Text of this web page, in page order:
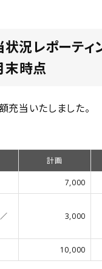
況レポーティ
時点
充当いたしました。
計画
7,000
3,000
10,000